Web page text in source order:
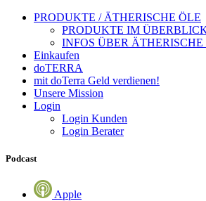
PRODUKTE / ÄTHERISCHE ÖLE
PRODUKTE IM
INFOS ÜBER ÄTHERISCHE
Einkaufen
doTERRA
mit doTerra Geld verdienen!
Unsere Mission
Login
Login Kunden
Login Berater
Podcast
Apple